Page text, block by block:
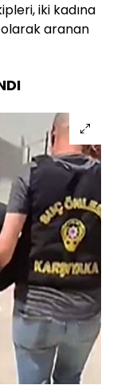
iki kadına
olarak aranan